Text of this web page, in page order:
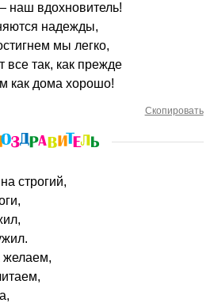
вдохновитель!
надежды,
мы легко,
все так, как прежде
как дома хорошо!
Скопировать
строгий,